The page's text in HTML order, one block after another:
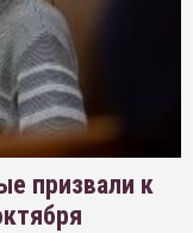
призвали к